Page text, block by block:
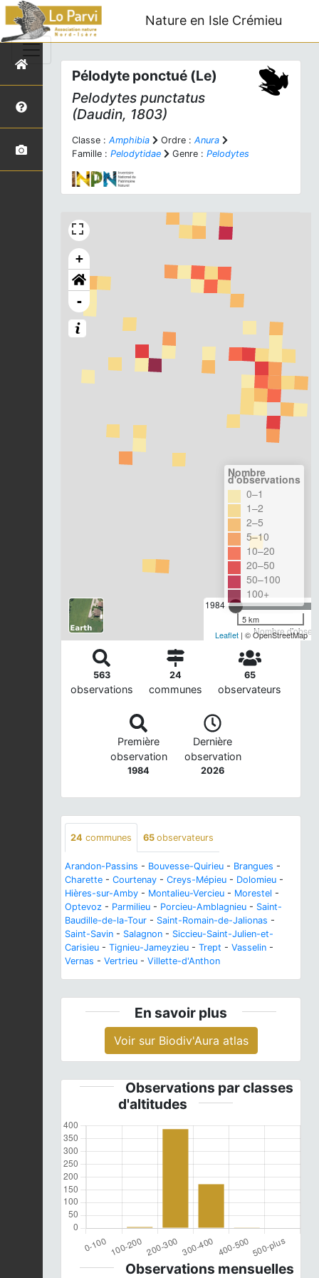
Nature en Isle Crémieu
Pélodyte ponctué (Le)
Pelodytes punctatus
(Daudin, 1803)
Classe : Amphibia Ordre : Anura
Famille : Pelodytidae Genre : Pelodytes
+
-
1984
Nombre
Nombre
d'observations
0–1
1–2
2–5
5–10
10–20
20–50
50–100
100+
5 km
Leaflet | © OpenStreetMap
563
observations
24
communes
65
observateurs
Première
observation
1984
Dernière
observation
2026
24 communes 65 observateurs
Arandon-Passins - Bouvesse-Quirieu - Brangues -
Charette - Courtenay - Creys-Mépieu - Dolomieu -
Hières-sur-Amby - Montalieu-Vercieu - Morestel -
Optevoz - Parmilieu - Porcieu-Amblagnieu - Saint-
Baudille-de-la-Tour - Saint-Romain-de-Jalionas -
Saint-Savin - Salagnon - Siccieu-Saint-Julien-et-
Carisieu - Tignieu-Jameyzieu - Trept - Vasselin -
Vernas - Vertrieu - Villette-d'Anthon
En savoir plus
Voir sur Biodiv'Aura atlas
Observations par classes
d'altitudes
Observations mensuelles